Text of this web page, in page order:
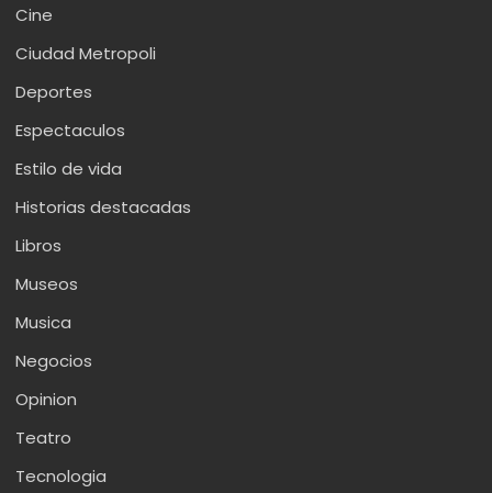
Cine
Ciudad Metropoli
Deportes
Espectaculos
Estilo de vida
Historias destacadas
Libros
Museos
Musica
Negocios
Opinion
Teatro
Tecnologia